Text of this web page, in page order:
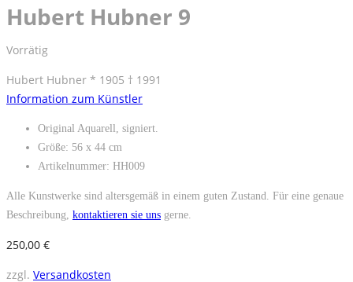
Hubert Hubner 9
Vorrätig
Hubert Hubner * 1905 † 1991
Information zum Künstler
Original Aquarell, signiert.
Größe: 56 x 44 cm
Artikelnummer: HH009
Alle Kunstwerke sind altersgemäß in einem guten Zustand. Für eine genaue
Beschreibung, kontaktieren sie uns gerne.
250,00 €
zzgl. Versandkosten